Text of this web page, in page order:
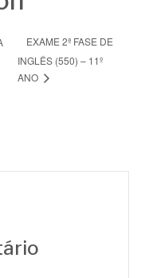
EXAME 2ª FASE DE
INGLÊS (550) – 11º
ANO